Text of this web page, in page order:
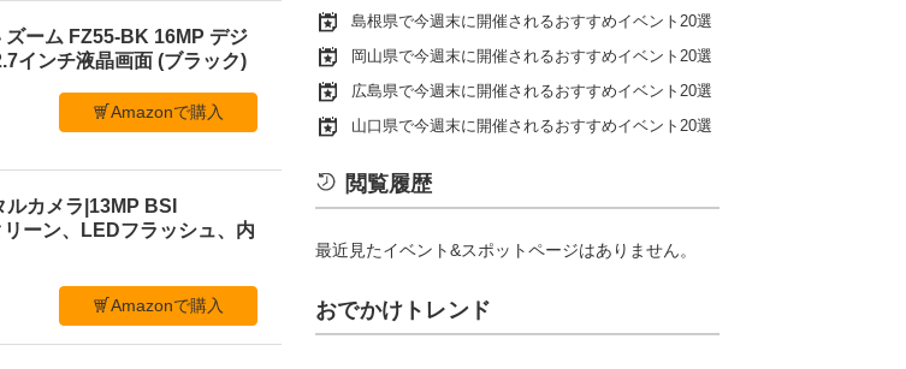
ーム FZ55-BK 16MP デジ
インチ液晶画面 (ブラック)
Amazonで購入
カメラ|13MP BSI
ーン、LEDフラッシュ、内
Amazonで購入
島根県で今週末に開催されるおすすめイベント20選
岡山県で今週末に開催されるおすすめイベント20選
広島県で今週末に開催されるおすすめイベント20選
山口県で今週末に開催されるおすすめイベント20選
閲覧履歴
最近見たイベント&スポットページはありません。
おでかけトレンド